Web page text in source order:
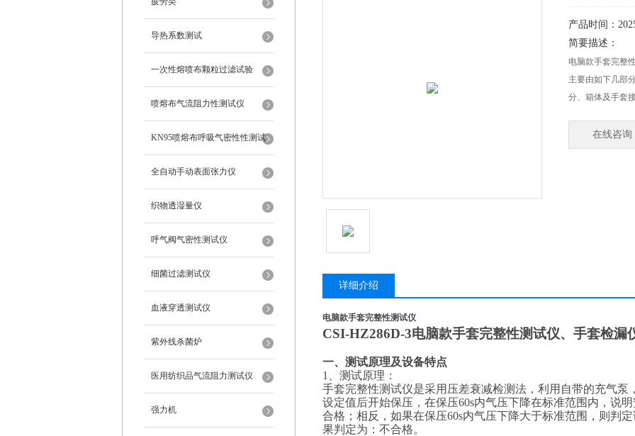
导热系数测试
一次性熔喷布颗粒过滤试验
喷熔布气流阻力性测试仪
KN95喷熔布呼吸气密性性测试
仪
全自动手动表面张力仪
织物透湿量仪
呼气阀气密性测试仪
细菌过滤测试仪
血液穿透测试仪
紫外线杀菌炉
医用纺织品气流阻力测试仪
强力机
产品时间：
简要描述：
电脑款手套完整
主要由如下几部
分、箱体及手套
在线咨询
详细介绍
电脑款手套完整性测试仪
CSI-HZ286D-3电脑款手套完整性测试仪、手套检漏
一、测试原理及设备特点
1、 测试原理：
手套完整性测试仪是采用压差衰减检测法，利用自带的充气
设定值后开始保压，在保压60s内气压下降在标准范围内，说
合格；相反，如果在保压60s内气压下降大于标准范围，则判
果判定为：不合格。